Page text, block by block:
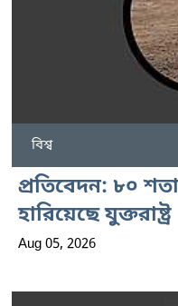
বিশ্ব
প্রতিবেদন: ৮০
হারিয়েছে যুক্তরাষ্ট্র
Aug 05, 2026